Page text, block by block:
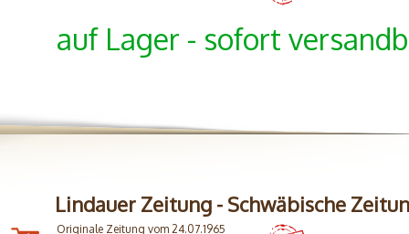
auf Lager - sofort
Lindauer Zeitung - Schwäbische
Originale Zeitung vom 24.07.1965